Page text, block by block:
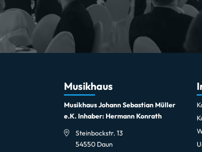
Musikhaus
Musikhaus Johann Sebastian Müller
e.K. Inhaber: Hermann Konrath
Steinbockstr. 13
54550 Daun